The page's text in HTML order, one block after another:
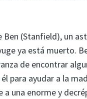
Ben (Stanfield), un
ya está muerto.
de encontrar
para ayudar a la
a una enorme y